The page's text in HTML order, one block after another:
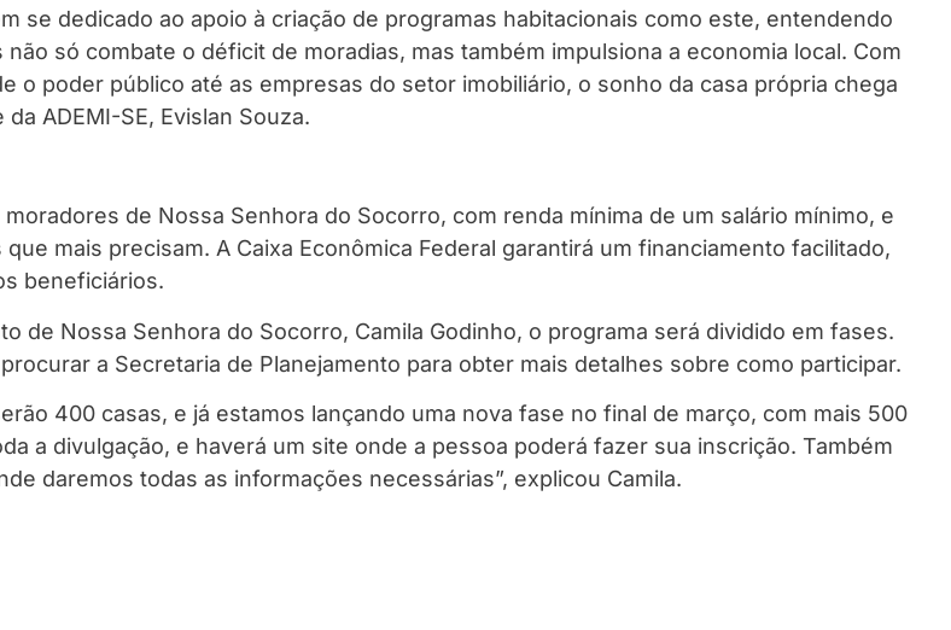
se dedicado ao apoio à criação de programas habitacionais como este, entendendo
só combate o déficit de moradias, mas também impulsiona a economia local. Com
o poder público até as empresas do setor imobiliário, o sonho da casa própria chega
ADEMI-SE, Evislan Souza.
de Nossa Senhora do Socorro, com renda mínima de um salário mínimo, e
mais precisam. A Caixa Econômica Federal garantirá um financiamento facilitado,
beneficiários.
de Nossa Senhora do Socorro, Camila Godinho, o programa será dividido em fases.
a Secretaria de Planejamento para obter mais detalhes sobre como participar.
400 casas, e já estamos lançando uma nova fase no final de março, com mais 500
a divulgação, e haverá um site onde a pessoa poderá fazer sua inscrição. Também
daremos todas as informações necessárias”, explicou Camila.